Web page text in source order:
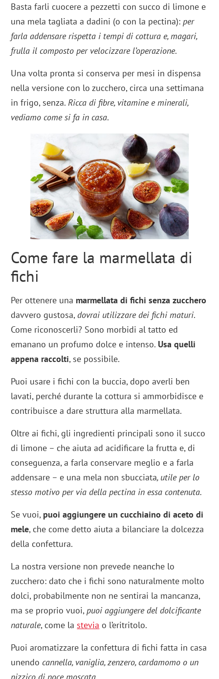
Basta farli cuocere a pezzetti con succo di limone e
una mela tagliata a dadini (o con la pectina):per
farla addensare rispetta i tempi di cottura e, magari,
frulla il composto per velocizzare l’operazione.
Una volta pronta si conserva per mesi in dispensa
nella versione con lo zucchero, circa una settimana
in frigo, senza.Ricca di fibre, vitamine e minerali,
vediamo come si fa in casa.
Come fare la marmellata di
fichi
Per ottenere una marmellata di fichi senza zucchero
davvero gustosa, dovrai utilizzare dei fichi maturi.
Come riconoscerli? Sono morbidi al tatto ed
emanano un profumo dolce e intenso. Usa quelli
appena raccolti, se possibile.
Puoi usare i fichi con la buccia, dopo averli ben
lavati, perché durante la cottura si ammorbidisce e
contribuisce a dare struttura alla marmellata.
Oltre ai fichi, gli ingredienti principali sono il succo
di limone – che aiuta ad acidificare la frutta e, di
conseguenza, a farla conservare meglio e a farla
addensare – e una mela non sbucciata, utile per lo
stesso motivo per via della pectina in essa contenuta.
Se vuoi, puoi aggiungere un cucchiaino di aceto di
mele, che come detto aiuta a bilanciare la dolcezza
della confettura.
La nostra versione non prevede neanche lo
zucchero: dato che i fichi sono naturalmente molto
dolci, probabilmente non ne sentirai la mancanza,
ma se proprio vuoi, puoi aggiungere del dolcificante
naturale, come la stevia o l’eritritolo.
Puoi aromatizzare la confettura di fichi fatta in casa
unendo cannella, vaniglia, zenzero, cardamomo o un
pizzico di noce moscata